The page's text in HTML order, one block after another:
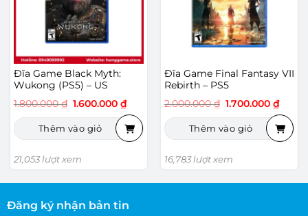
Đĩa Game Black Myth:
Wukong (PS5) – US
1.800.000₫ Giá
là:
1.800.000 ₫.
1.600.000 ₫Giá
hiện
tại
là:
1.600.000 ₫.
Thêm vào giỏ
21,053 lượt xem
Đĩa Game Final Fantasy VII
Rebirth – PS5
2.000.000₫ Giá
là:
2.000.000 ₫.
1.700.000 ₫Giá
hiện
tại
là:
Thêm vào giỏ
16,783 lượt xem
Đăng ký nhận bản tin